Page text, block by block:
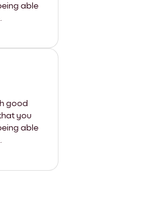
able
good
you
able